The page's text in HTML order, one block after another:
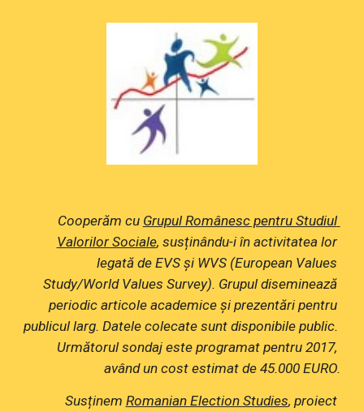
Cooperăm cu Grupul Românesc pentru Studiul
Valorilor Sociale, susținându-i în activitatea lor
legată de EVS și WVS (European Values
Study/World Values Survey). Grupul diseminează
periodic articole academice și prezentări pentru
publicul larg. Datele colecate sunt disponibile public.
Următorul sondaj este programat pentru 2017,
având un cost estimat de 45.000 EURO.
Susținem Romanian Election Studies, proiect